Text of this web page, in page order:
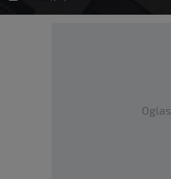
Oglas